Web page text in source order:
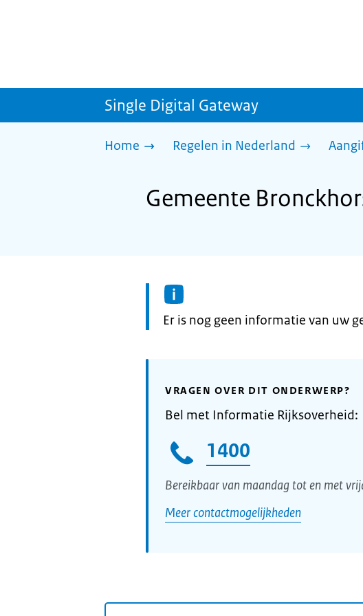
Single Digital Gateway
Home Regelen in Nederland
Gemeente
Informatie:
Er is nog geen informatie van uw
VRAGEN OVER DIT ONDERWERP?
Bel met Informatie Rijksoverheid:
1400
Bereikbaar van maandag tot en met
Meer contactmogelijkheden